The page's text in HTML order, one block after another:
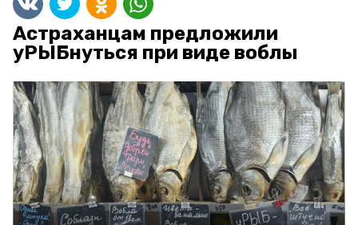
Астраханцам предложили
уРЫБнуться при виде воблы